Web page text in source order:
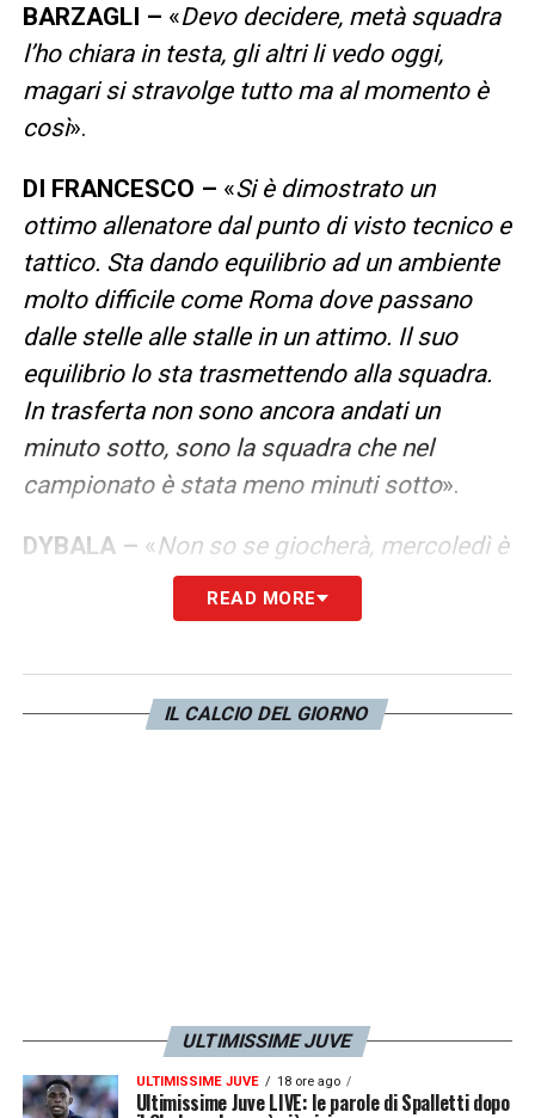
BARZAGLI – «Devo decidere, metà squadra
l’ho chiara in testa, gli altri li vedo oggi,
magari si stravolge tutto ma al momento è
così».
DI FRANCESCO – «Si è dimostrato un
ottimo allenatore dal punto di visto tecnico e
tattico. Sta dando equilibrio ad un ambiente
molto difficile come Roma dove passano
dalle stelle alle stalle in un attimo. Il suo
equilibrio lo sta trasmettendo alla squadra.
In trasferta non sono ancora andati un
minuto sotto, sono la squadra che nel
campionato è stata meno minuti sotto».
DYBALA – «Non so se giocherà, mercoledì è
tornato al gol e siamo tutti felici per questo.
Nel 2017 è quello che ha giocato più di tutti,
hanno giocato alla Juve sono stati più di una
partita in panchina».
anche dal terzino destro che metto in
campo».
READ MORE
IL CALCIO DEL GIORNO
ULTIMISSIME JUVE
ULTIMISSIME JUVE 18 ore ago
Ultimissime Juve LIVE: le parole di Spalletti dopo